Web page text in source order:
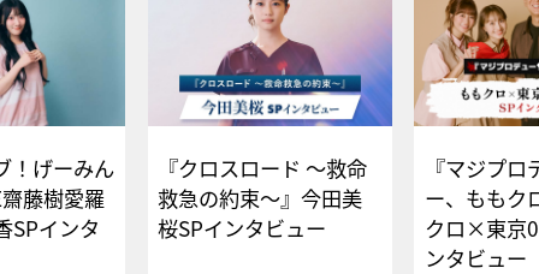
！げーみん
藤樹愛羅
SPインタ
『クロスロード ～救命
救急の約束～』今田美
桜SPインタビュー
『マジプロ
ー、ももク
クロ×東京
ンタビュー